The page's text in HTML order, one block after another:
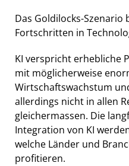
Das Goldilocks-
Fortschritten in
KI verspricht erhebliche
mit möglicherweise
Wirtschaftswachstum
allerdings nicht in allen
gleichermassen. Die
Integration von KI
welche Länder und
profitieren.